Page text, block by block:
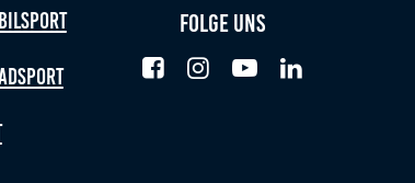
Folge uns